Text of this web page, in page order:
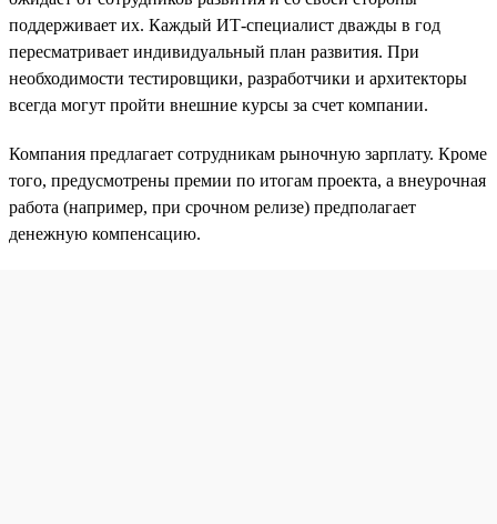
поддерживает их. Каждый ИТ-специалист дважды в год
пересматривает индивидуальный план развития. При
необходимости тестировщики, разработчики и архитекторы
всегда могут пройти внешние курсы за счет компании.
Компания предлагает сотрудникам рыночную зарплату. Кроме
того, предусмотрены премии по итогам проекта, а внеурочная
работа (например, при срочном релизе) предполагает
денежную компенсацию.